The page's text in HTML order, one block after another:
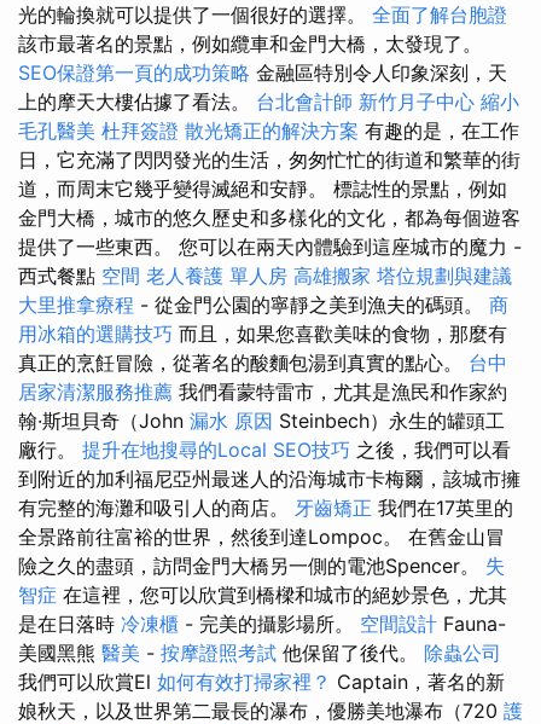
光的輪換就可以提供了一個很好的選擇。 全面了解台胞證
該市最著名的景點，例如纜車和金門大橋，太發現了。
SEO保證第一頁的成功策略 金融區特別令人印象深刻，天
上的摩天大樓佔據了看法。 台北會計師 新竹月子中心 縮小
毛孔醫美 杜拜簽證 散光矯正的解決方案 有趣的是，在工作
日，它充滿了閃閃發光的生活，匆匆忙忙的街道和繁華的街
道，而周末它幾乎變得滅絕和安靜。 標誌性的景點，例如
金門大橋，城市的悠久歷史和多樣化的文化，都為每個遊客
提供了一些東西。 您可以在兩天內體驗到這座城市的魔力 -
西式餐點 空間 老人養護 單人房 高雄搬家 塔位規劃與建議
大里推拿療程 - 從金門公園的寧靜之美到漁夫的碼頭。 商
用冰箱的選購技巧 而且，如果您喜歡美味的食物，那麼有
真正的烹飪冒險，從著名的酸麵包湯到真實的點心。 台中
居家清潔服務推薦 我們看蒙特雷市，尤其是漁民和作家約
翰·斯坦貝奇（John 漏水 原因 Steinbech）永生的罐頭工
廠行。 提升在地搜尋的Local SEO技巧 之後，我們可以看
到附近的加利福尼亞州最迷人的沿海城市卡梅爾，該城市擁
有完整的海灘和吸引人的商店。 牙齒矯正 我們在17英里的
全景路前往富裕的世界，然後到達Lompoc。 在舊金山冒
險之久的盡頭，訪問金門大橋另一側的電池Spencer。 失
智症 在這裡，您可以欣賞到橋樑和城市的絕妙景色，尤其
是在日落時 冷凍櫃 - 完美的攝影場所。 空間設計 Fauna-
美國黑熊 醫美 - 按摩證照考試 他保留了後代。 除蟲公司
我們可以欣賞El 如何有效打掃家裡？ Captain，著名的新
娘秋天，以及世界第二最長的瀑布，優勝美地瀑布（720 護